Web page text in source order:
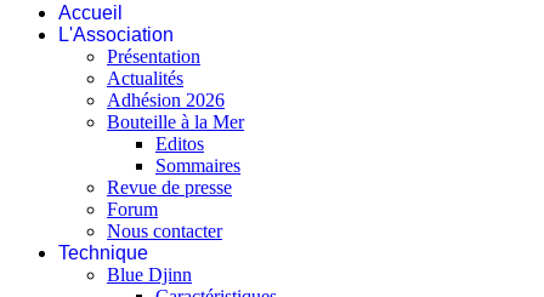
Accueil
L'Association
Présentation
Actualités
Adhésion 2026
Bouteille à la Mer
Editos
Sommaires
Revue de presse
Forum
Nous contacter
Technique
Blue Djinn